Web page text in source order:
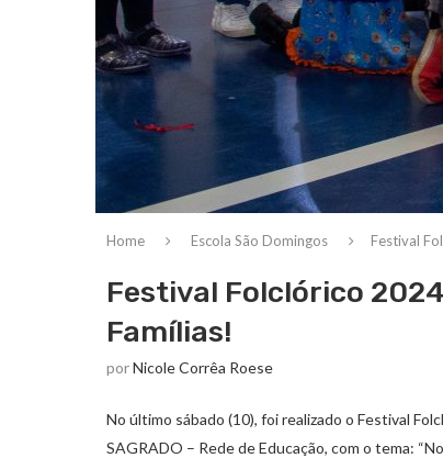
Home Escola São Domingos Festival
Festival Folclórico
Famílias!
porNicole Corrêa Roese
No último sábado (10), foi realizado o Festival
SAGRADO – Rede de Educação, com o tema: